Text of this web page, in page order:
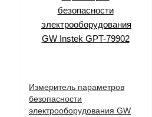
Измеритель параметров
безопасности
электрооборудования GW